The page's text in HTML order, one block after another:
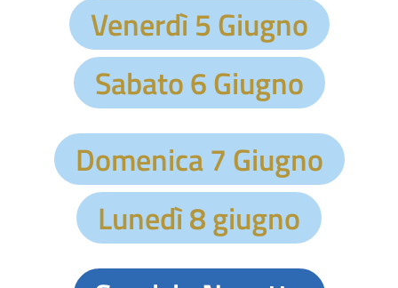
Venerdì 5 Giugno
Sabato 6 Giugno
Domenica 7 Giugno
Lunedì 8 giugno